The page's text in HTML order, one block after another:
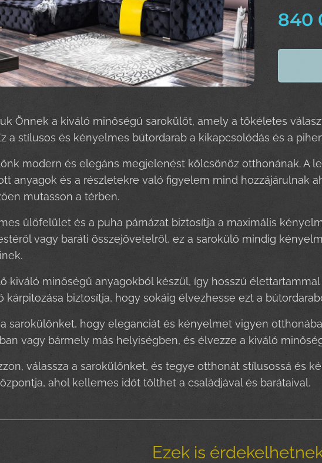
840
Önnek a kiváló minőségű sarokülőt, amely a tökéletes
a stílusos és kényelmes bútordarab a kikapcsolódás és a
modern és elegáns megjelenést kölcsönöz otthonának. A
anyagok és a részletekre való figyelem mind hozzájárulnak
mutasson a térben.
ülőfelület és a puha párnázat biztosítja a maximális
vagy baráti összejövetelről, ez a sarokülő mindig
kiváló minőségű anyagokból készül, így hosszú
kárpitozása biztosítja, hogy sokáig élvezhesse ezt a
a sarokülőnket, hogy eleganciát és kényelmet vigyen
vagy bármely más helyiségben, és élvezze a kiváló
válassza a sarokülőnket, és tegye otthonát stílusossá és
ahol kellemes időt tölthet a családjával és barátaival.
Ezek is